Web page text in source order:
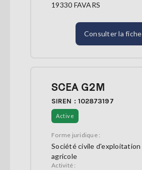
19330 FAVARS
Consulter la fiche
SCEA G2M
SIREN : 102873197
Active
Forme juridique :
Société civile d'exploitation
agricole
Activité :